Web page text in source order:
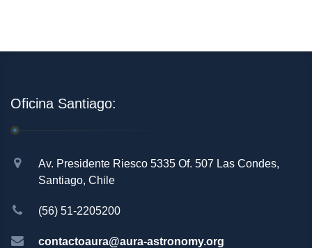
Oficina Santiago:
Av. Presidente Riesco 5335 Of. 507 Las Condes,
Santiago, Chile
(56) 51-2205200
contactoaura@aura-astronomy.org